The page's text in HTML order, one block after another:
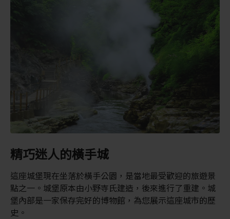
精巧迷人的橫手城
這座城堡現在坐落於橫手公園，是當地最受歡迎的旅遊景
點之一。城堡原本由小野寺氏建造，後來進行了重建。城
堡內部是一家保存完好的博物館，為您展示這座城市的歷
史。